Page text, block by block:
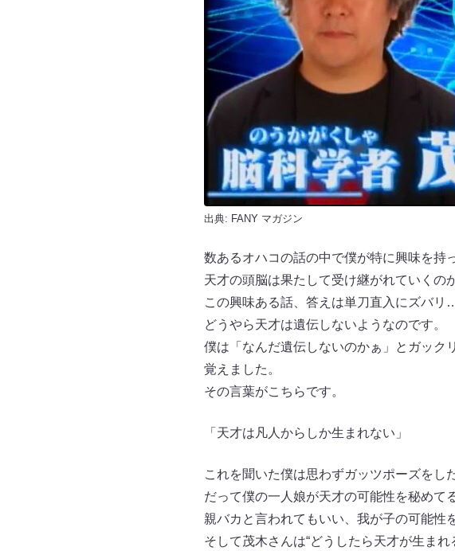
出典: FANY マガジン
数あるオハコの話の中で僕が特に興味を持
天才の頭脳は果たして受け継がれていくの
この興味ある話、答えは単刀直入にズバリ
どうやら天才は遺伝しないようなのです。
僕は「なんだ遺伝しないのかぁ」とガック
覚えました。
その言葉がこちらです。
「天才は凡人からしか生まれない」
これを聞いた僕は思わずガッツポーズをし
だって僕の一人娘が天才の可能性を秘めて
親バカと言われてもいい、我が子の可能性
そして茂木さんは“どうしたら天才が生ま